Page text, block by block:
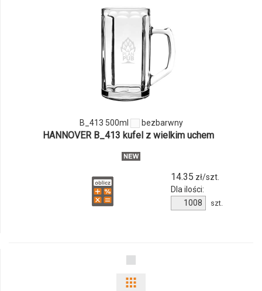
ilości
produktu
B_413
B_413 500ml bezbarwny
HANNOVER B_413 kufel z wielkim uchem
14.35 zł/szt.
Dla ilości:
Ilość
produktu
szt.